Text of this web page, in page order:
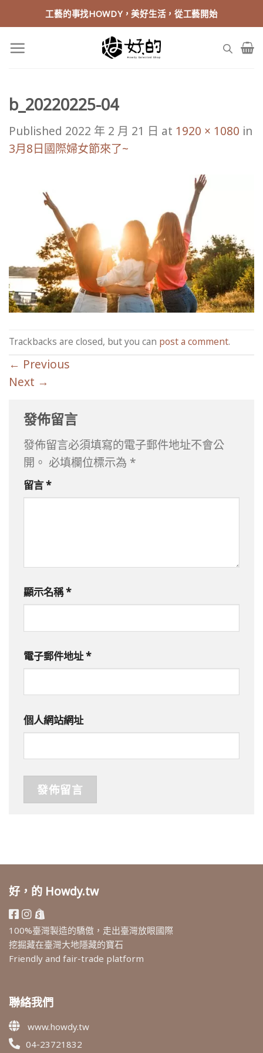
to
content
工藝的事找HOWDY，美好生活，從工藝開始
b_20220225-04
Published 2022 年 2 月 21 日 at 1920 × 1080 in
3月8日國際婦女節來了~
Trackbacks are closed, but you can post a comment.
← Previous
Next →
發佈留言
發佈留言必須填寫的電子郵件地址不會公
開。 必填欄位標示為 *
留言*
顯示名稱*
電子郵件地址*
個人網站網址
好，的 Howdy.tw
100%臺灣製造的驕傲，走出臺灣放眼國際
挖掘藏在臺灣大地隱藏的寶石
Friendly and fair-trade platform
聯絡我們
www.howdy.tw
04-23721832